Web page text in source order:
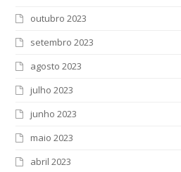
outubro 2023
setembro 2023
agosto 2023
julho 2023
junho 2023
maio 2023
abril 2023